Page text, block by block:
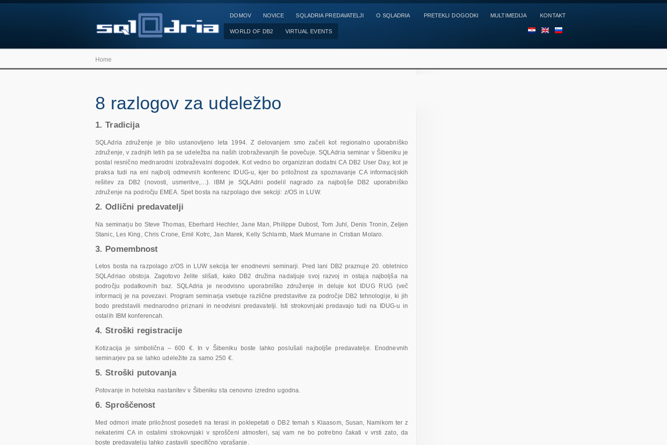
DOMOV NOVICE SQLADRIA PREDAVATELJI O SQLADRIA PRETEKLI DOGODKI MULTIMEDIJA KONTAKT
WORLD OF DB2 VIRTUAL EVENTS
Home
8 razlogov za udeležbo
1. Tradicija
SQLAdria združenje je bilo ustanovljeno leta 1994. Z delovanjem smo začeli kot regionalno uporabniško
združenje, v zadnjih letih pa se udeležba na naših izobraževanjih še povečuje. SQLAdria seminar v Šibeniku je
postal resnično mednarodni izobraževalni dogodek. Kot vedno bo organiziran dodatni CA DB2 User Day, kot je
praksa tudi na eni najbolj odmevnih konferenc IDUG-u, kjer bo priložnost za spoznavanje CA informacijskih
rešitev za DB2 (novosti, usmeritve,…). IBM je SQLAdrii podelil nagrado za najboljše DB2 uporabniško
združenje na področju EMEA. Spet bosta na razpolago dve sekciji: z/OS in LUW.
2. Odlični predavatelji
Na seminarju bo Steve Thomas, Eberhard Hechler, Jane Man, Philippe Dubost, Tom Juhl, Denis Tronin, Zeljen
Stanic, Les King, Chris Crone, Emil Kotrc, Jan Marek, Kelly Schlamb, Mark Murnane in Cristian Molaro.
3. Pomembnost
Letos bosta na razpolago z/OS in LUW sekcija ter enodnevni seminarji. Pred lani DB2 praznuje 20. obletnico
SQLAdriao obstoja. Zagotovo želite slišati, kako DB2 družina nadaljuje svoj razvoj in ostaja najboljša na
področju podatkovnih baz. SQLAdria je neodvisno uporabniško združenje in deluje kot IDUG RUG (več
informacij je na povezavi. Program seminarja vsebuje različne predstavitve za področje DB2 tehnologije, ki jih
bodo predstavili mednarodno priznani in neodvisni predavatelji. Isti strokovnjaki predavajo tudi na IDUG-u in
ostalih IBM konferencah.
4. Stroški registracije
Kotizacija je simbolična – 600 €. In v Šibeniku boste lahko poslušali najboljše predavatelje. Enodnevnih
seminarjev pa se lahko udeležite za samo 250 €.
5. Stroški putovanja
Potovanje in hotelska nastanitev v Šibeniku sta cenovno izredno ugodna.
6. Sproščenost
Med odmori imate priložnost posedeti na terasi in poklepetati o DB2 temah s Klaasom, Susan, Namikom ter z
nekaterimi CA in ostalimi strokovnjaki v sproščeni atmosferi, saj vam ne bo potrebno čakati v vrsti zato, da
boste predavatelju lahko zastavili specifično vprašanje.